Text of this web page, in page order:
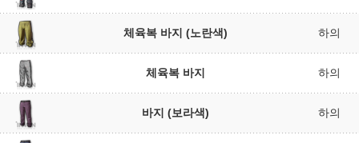
체육복 바지 (노란색) 하의
체육복 바지 하의
바지 (보라색) 하의